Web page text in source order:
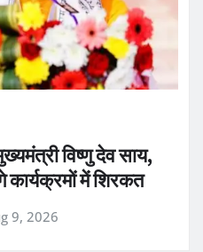
विष्णु देव साय,
में शिरकत
9, 2026